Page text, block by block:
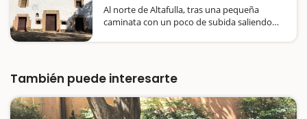
Al norte de Altafulla, tras una pequeña
caminata con un poco de subida saliendo
construcción renacentista…
También puede interesarte